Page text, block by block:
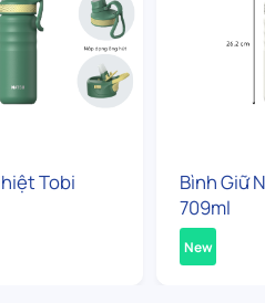
Tobi
Bình Giữ
709ml
New